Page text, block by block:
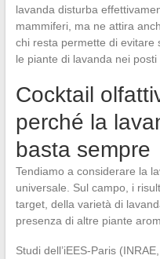
lavanda disturba
mammiferi, ma ne attira
chi resta permette di evitare
le piante di lavanda nei posti
Cocktail
perché la
basta sempre
Tendiamo a considerare la
universale. Sul campo, i
target, della varietà di
presenza di altre piante
Studi dell’iEES-Paris